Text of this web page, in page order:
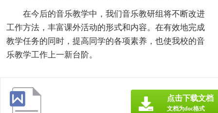
在今后的音乐教学中，我们音乐教研组将不断改进
工作方法，丰富课外活动的形式和内容。在有效地完成
教学任务的同时，提高同学的各项素养，也使我校的音
乐教学工作上一新台阶。
点击下载文档
文档为doc格式